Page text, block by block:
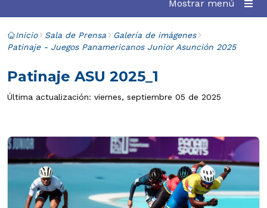
Mostrar menú
Inicio Sala de Prensa
Galería de imágenes
Patinaje - Juegos Panamericanos Junior Asunción 2025
Patinaje ASU 2025_1
Última actualización: viernes, septiembre 05 de 2025